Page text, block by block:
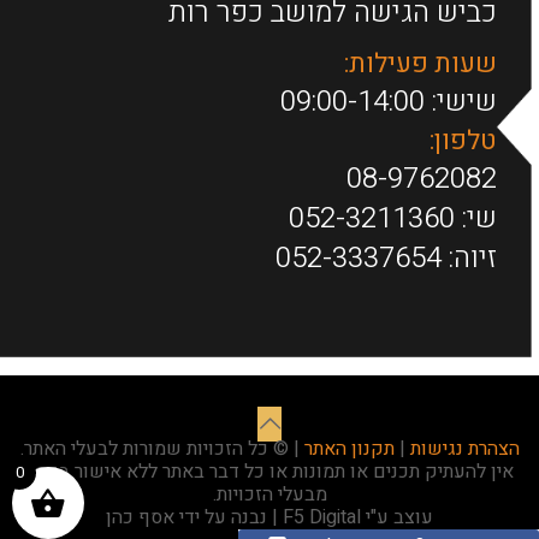
כביש הגישה למושב כפר רות
שעות פעילות:
שישי: 09:00-14:00
טלפון:
08-9762082
שי: 052-3211360
זיוה:052-3337654
הצהרת נגישות|תקנון האתר | © כל הזכויות שמורות לבעלי האתר.
אין להעתיק תכנים או תמונות או כל דבר באתר ללא אישור בכתב
מבעלי הזכויות.
עוצב ע"י F5 Digital | נבנה על ידי אסף כהן
0